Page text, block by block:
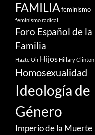
FAMILIAfeminismo
feminismo radical
Foro Español de la
Familia
Hazte Oir Hijos Hillary Clinton
Homosexualidad
Ideología de
Género
Imperio de la Muerte